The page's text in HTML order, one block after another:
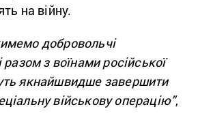
на війну.
добровольчі
з воїнами російської
якнайшвидше завершити
військову операцію”,